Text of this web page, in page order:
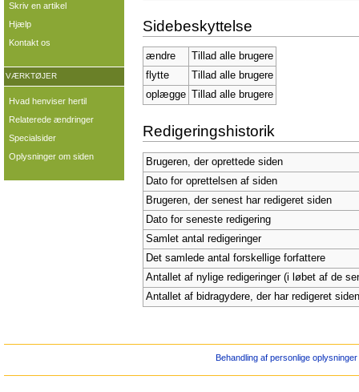
Sidebeskyttelse
ændre
Tillad alle brugere
flytte
Tillad alle brugere
oplægge
Tillad alle brugere
Redigeringshistorik
Brugeren, der oprettede siden
Dato for oprettelsen af siden
Brugeren, der senest har redigeret siden
Dato for seneste redigering
Samlet antal redigeringer
Det samlede antal forskellige forfattere
Antallet af nylige redigeringer (i løbet af de
Antallet af bidragydere, der har redigeret
Skriv en artikel
Hjælp
Kontakt os
VÆRKTØJER
Hvad henviser hertil
Relaterede ændringer
Specialsider
Oplysninger om siden
Behandling af personlige oplysninger